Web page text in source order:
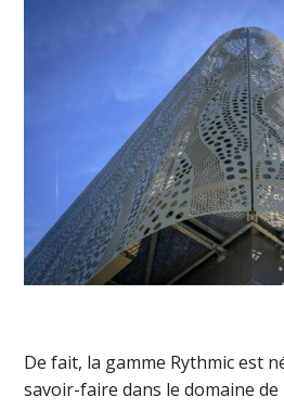
De fait, la gamme Rythmic est
savoir-faire dans le domaine